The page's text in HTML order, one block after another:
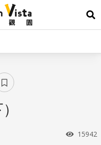
展
瀏覽次
15942